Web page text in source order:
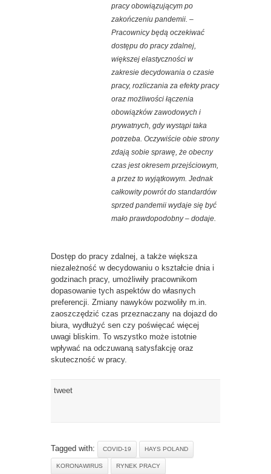
pracy obowiązującym po
zakończeniu pandemii. –
Pracownicy będą oczekiwać
dostępu do pracy zdalnej,
większej elastyczności w
zakresie decydowania o czasie
pracy, rozliczania za efekty pracy
oraz możliwości łączenia
obowiązków zawodowych i
prywatnych, gdy wystąpi taka
potrzeba. Oczywiście obie strony
zdają sobie sprawę, że obecny
czas jest okresem przejściowym,
a przez to wyjątkowym. Jednak
całkowity powrót do standardów
sprzed pandemii wydaje się być
mało prawdopodobny – dodaje.
Dostęp do pracy zdalnej, a także większa
niezależność w decydowaniu o kształcie dnia i
godzinach pracy, umożliwiły pracownikom
dopasowanie tych aspektów do własnych
preferencji. Zmiany nawyków pozwoliły m.in.
zaoszczędzić czas przeznaczany na dojazd do
biura, wydłużyć sen czy poświęcać więcej
uwagi bliskim. To wszystko może istotnie
wpływać na odczuwaną satysfakcję oraz
skuteczność w pracy.
tweet
Tagged with: COVID-19 HAYS POLAND
KORONAWIRUS RYNEK PRACY